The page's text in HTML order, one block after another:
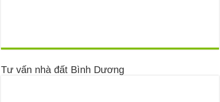
Tư vấn nhà đất Bình Dương